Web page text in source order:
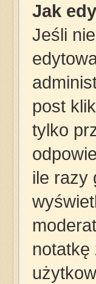
Jak
Jeśli
post
tylko
ile razy
notatkę